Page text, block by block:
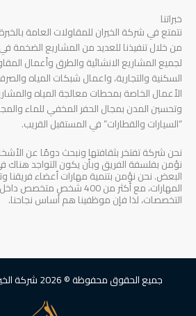
خبراتنا
نتمتع في شركة الخيران للمقاولات العامة
من خلال تنفيذنا للعديد من المشاريع الضخمة في
لجميع المشاريع الانشائية والطرق وأعمال
السكنية والتجارية، واعمال شبكات المياه
الأعمال الخاصة بمحطات معالجة المياه
وتحسين المدن بمجال الحفر المخفي للماء
“السيارات والقطارات” في المستقبل القريب.
نحن شركة تفتخر بثقافتها ونبحث دومًا عن
نؤمن بفلسفة الفريق وبأن يكون التواجد هناك
البعض. نحن نؤمن بتنمية مهارات أعضاء فريقنا
المهارات، مع أكثر من 400
التخصصات، لذا فإن موظفينا هم أساس نجاحنا.
جميع الحقوق محفوظة © 2026 شركة الخيران للمقاولات العامة